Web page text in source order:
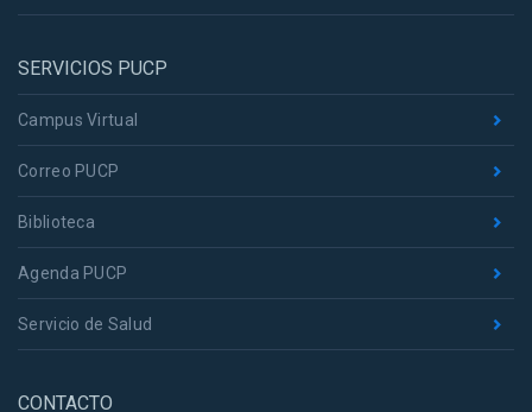
SERVICIOS PUCP
Campus Virtual
Correo PUCP
Biblioteca
Agenda PUCP
Servicio de Salud
CONTACTO